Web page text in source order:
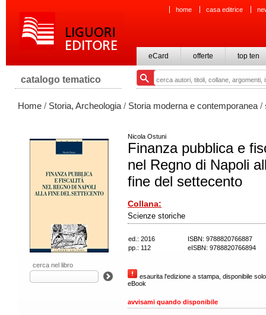
home casa editrice
eCard offerte top ten
catalogo tematico
Home / Storia, Archeologia / Storia moderna e contemporanea /
cerca nel libro
Nicola Ostuni
Finanza pubblica e
nel Regno di Napoli
fine del settecento
Collana:
Scienze storiche
ed.: 2016
ISBN: 9788820766887
pp.: 112
eISBN: 9788820766894
esaurita l'edizione a stampa, disponibile
eBook
avvisami quando disponibile